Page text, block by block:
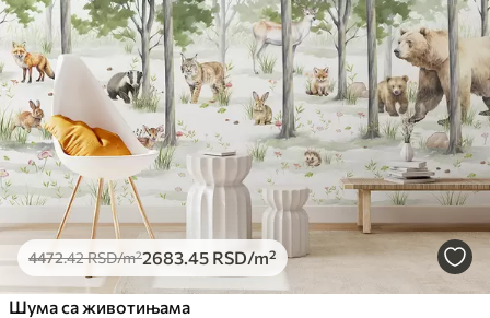
4472.42RSD/m²2683 .45 RSD/m²
Шума са животињама